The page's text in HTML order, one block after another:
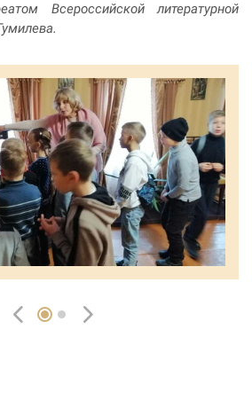
Всероссийской литературной